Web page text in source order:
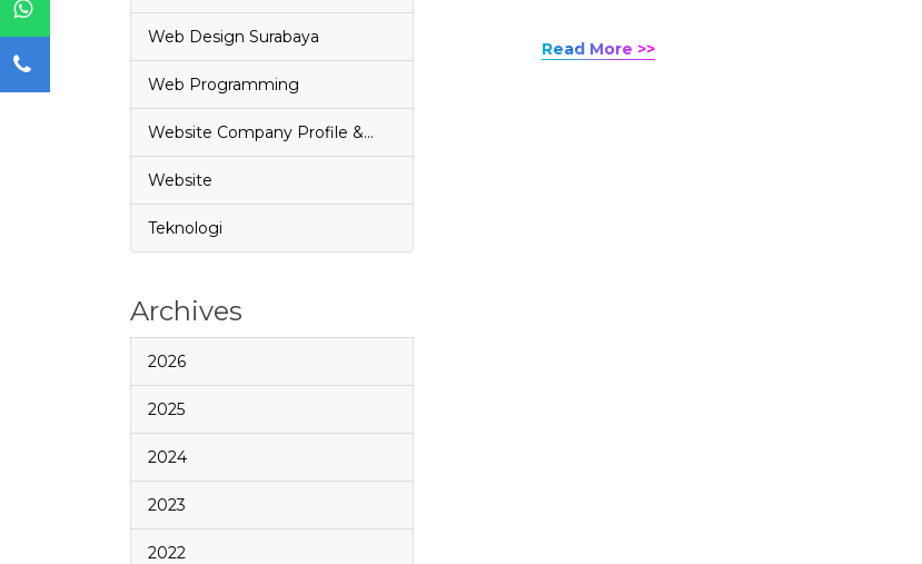
Web Design Surabaya
Web Programming
Website Company Profile &…
Website
Teknologi
Archives
2026
2025
2024
2023
2022
Read More >>